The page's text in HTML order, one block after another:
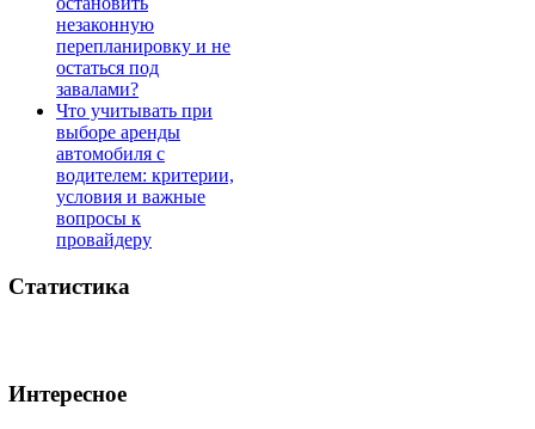
незаконную
перепланировку и не
остаться под
завалами?
Что учитывать при
выборе аренды
автомобиля с
водителем: критерии,
условия и важные
вопросы к
провайдеру
Статистика
Интересное